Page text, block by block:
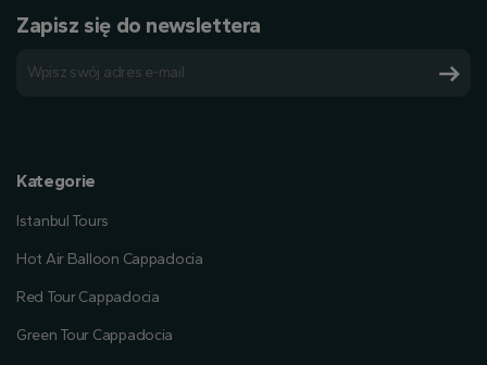
Zapisz się do newslettera
Kategorie
Istanbul Tours
Hot Air Balloon Cappadocia
Red Tour Cappadocia
Green Tour Cappadocia